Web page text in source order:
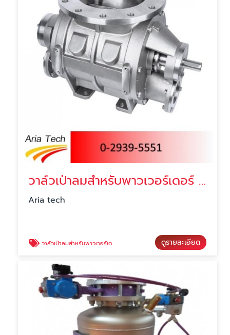
วาล์วเป่าลมสำหรับพาวเวอร์เดอร์ JNC Rotary valve
Aria tech
วาล์วเป่าลมสำหรับพาวเวอร์เดอร์ JNC Rotary valve ดูรายละเอียด